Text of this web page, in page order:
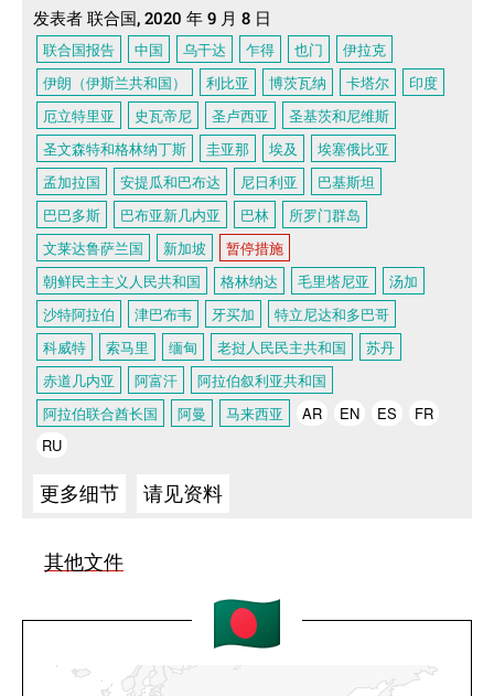
发表者 联合国, 2020 年 9 月 8 日
联合国报告 中国 乌干达 乍得 也门
伊拉克
伊朗（伊斯兰共和国）
利比亚 博茨瓦纳 卡塔尔
印度
厄立特里亚
史瓦帝尼 圣卢西亚
圣基茨和尼维斯
圣文森特和格林纳丁斯
圭亚那 埃及
埃塞俄比亚
孟加拉国
安提瓜和巴布达 尼日利亚
巴基斯坦
巴巴多斯
巴布亚新几内亚 巴林
所罗门群岛
文莱达鲁萨兰国
新加坡
暂停措施
朝鲜民主主义人民共和国
格林纳达 毛里塔尼亚
汤加
沙特阿拉伯
津巴布韦 牙买加
特立尼达和多巴哥
科威特
索马里 缅甸 老挝人民民主共和国
苏丹
赤道几内亚
阿富汗
阿拉伯叙利亚共和国
阿拉伯联合酋长国
阿曼 马来西亚 AR EN ES
FR
RU
更多细节 请见资料
其他文件